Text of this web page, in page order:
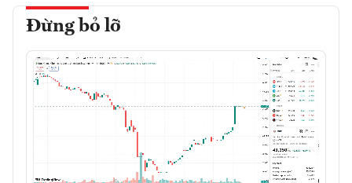
Đừng bỏ lỡ